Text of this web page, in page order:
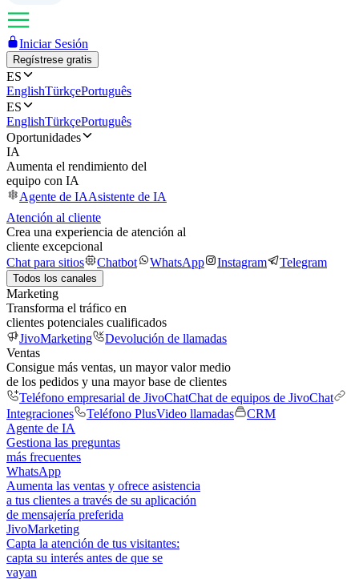
Iniciar Sesión
Regístrese gratis
ES
EnglishTürkçePortuguês
ES
EnglishTürkçePortuguês
Oportunidades
IA
Aumenta el rendimiento del
equipo con IA
Agente de IAAsistente de IA
Atención al cliente
Crea una experiencia de atención al
cliente excepcional
Chat para sitios
Chatbot WhatsApp Instagram Telegram
Todos los canales
Marketing
Transforma el tráfico en
clientes potenciales cualificados
JivoMarketing
Devolución de llamadas
Ventas
Consigue más ventas, un mayor valor medio
de los pedidos y una mayor base de clientes
Teléfono empresarial de JivoChatChat de equipos de JivoChat
Integraciones
Teléfono PlusVideo llamadas
CRM
Agente de IA
Gestiona las preguntas
más frecuentes
WhatsApp
Aumenta las ventas y ofrece asistencia
a tus clientes a través de su aplicación
de mensajería preferida
JivoMarketing
Capta la atención de tus visitantes:
capta su interés antes de que se
vayan